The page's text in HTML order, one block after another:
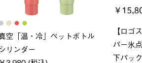
グランベーシック スペースベ
ース・オクタゴン-BJ
￥209,000 (税込)
Q-
クサン
￥